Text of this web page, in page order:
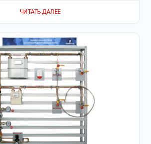
ЧИТАТЬ ДАЛЕЕ